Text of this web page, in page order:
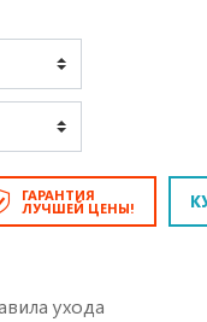
ГАРАНТИЯ
ЛУЧШЕЙ ЦЕНЫ!
ухода